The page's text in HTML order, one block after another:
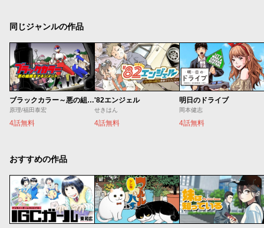
同じジャンルの作品
ブラックカラー～悪の組織をマネジメント～
原理/福田泰宏
4話無料
'82エンジェル
せきはん
4話無料
明日のドライブ
岡本健志
4話無料
おすすめの作品